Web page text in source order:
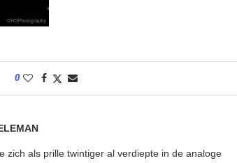
0
zich als prille twintiger al verdiepte in de analoge